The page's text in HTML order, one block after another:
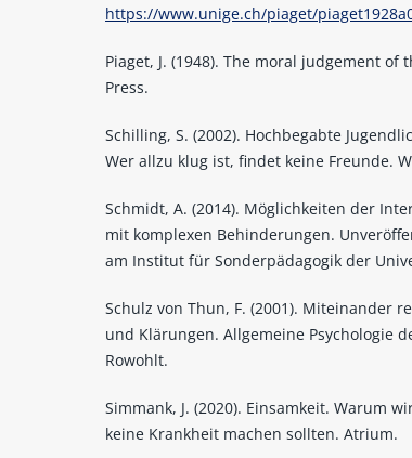
https://www.unige.ch/piaget/
Piaget, J. (1948). The moral judgement of
Press.
Schilling, S. (2002). Hochbegabte
Wer allzu klug ist, findet keine Freunde.
Schmidt, A. (2014). Möglichkeiten der
mit komplexen Behinderungen.
am Institut für Sonderpädagogik der
Schulz von Thun, F. (2001). Miteinander
und Klärungen. Allgemeine Psychologie
Rowohlt.
Simmank, J. (2020). Einsamkeit. Warum
keine Krankheit machen sollten. Atrium.